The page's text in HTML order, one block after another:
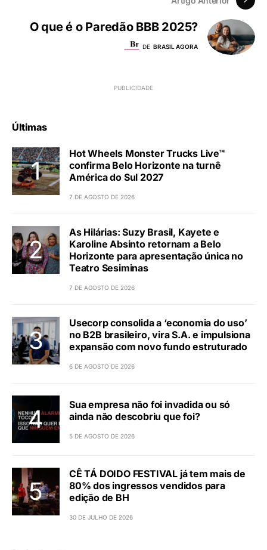
O que é o Paredão BBB 2025?
DE BRASIL AGORA
Últimas
Hot Wheels Monster Trucks Live™
confirma Belo Horizonte na turnê
América do Sul 2027
7 DE AGOSTO DE 2026
As Hilárias: Suzy Brasil, Kayete e
Karoline Absinto retornam a Belo
Horizonte para apresentação única no
Teatro Sesiminas
7 DE AGOSTO DE 2026
Usecorp consolida a ‘economia do uso’
no B2B brasileiro, vira S.A. e impulsiona
expansão com novo fundo estruturado
6 DE AGOSTO DE 2026
Sua empresa não foi invadida ou só
ainda não descobriu que foi?
5 DE AGOSTO DE 2026
CÊ TÁ DOIDO FESTIVAL já tem mais de
80% dos ingressos vendidos para
edição de BH
30 DE JULHO DE 2026